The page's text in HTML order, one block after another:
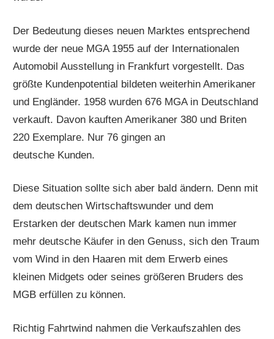
Der Bedeutung dieses neuen Marktes entsprechend
wurde der neue MGA 1955 auf der Internationalen
Automobil Ausstellung in Frankfurt vorgestellt. Das
größte Kundenpotential bildeten weiterhin Amerikaner
und Engländer. 1958 wurden 676 MGA in Deutschland
verkauft. Davon kauften Amerikaner 380 und Briten
220 Exemplare. Nur 76 gingen an
deutsche Kunden.
Diese Situation sollte sich aber bald ändern. Denn mit
dem deutschen Wirtschaftswunder und dem
Erstarken der deutschen Mark kamen nun immer
mehr deutsche Käufer in den Genuss, sich den Traum
vom Wind in den Haaren mit dem Erwerb eines
kleinen Midgets oder seines größeren Bruders des
MGB erfüllen zu können.
Richtig Fahrtwind nahmen die Verkaufszahlen des